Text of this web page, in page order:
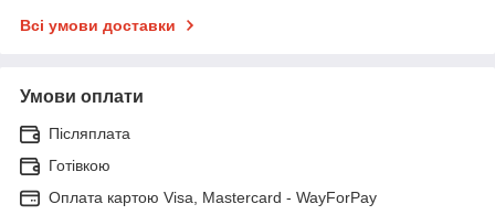
Всі умови доставки
Умови оплати
Післяплата
Готівкою
Оплата картою Visa, Mastercard - WayForPay